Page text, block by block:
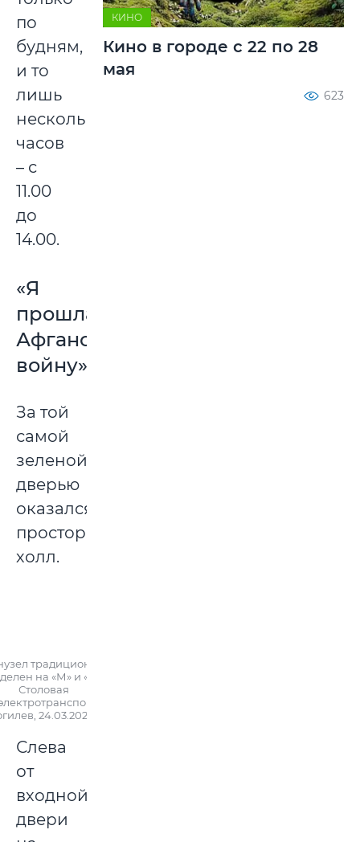
по
будням,
и то
лишь
несколько
часов
– с
11.00
до
14.00.
«Я
прошла
Афганскую
войну»
За той
самой
зеленой
дверью
оказался
просторный
холл.
традиционно
на «М» и «Ж».
Столовая
24.03.2023 г.
Слева
от
входной
двери
КИНО
Кино в городе с 22 по 28
мая
623